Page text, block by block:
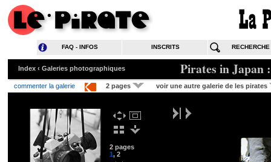
FAQ - INFOS INSCRITS RECHERCHE
Index ‹ Galeries photographiques Pirates in Japan
commenter la galerie 2 pages voir une autre galerie de les pirates
2 pages
1, 2